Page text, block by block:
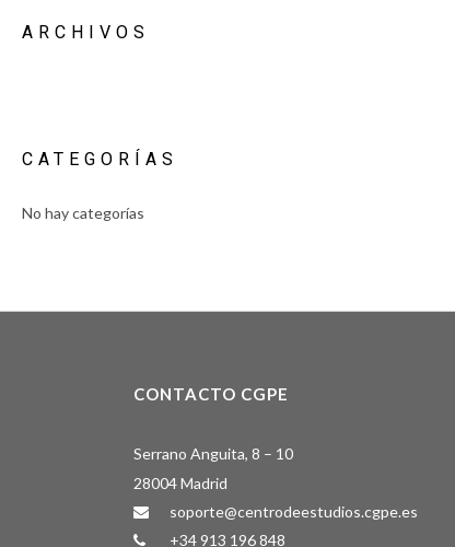
ARCHIVOS
CATEGORÍAS
No hay categorías
CONTACTO CGPE
Serrano Anguita, 8 – 10
28004 Madrid
soporte@centrodeestudios.cgpe.es
+34 913 196 848